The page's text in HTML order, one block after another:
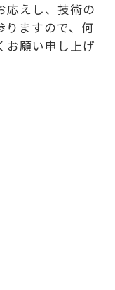
応えし、技術の
りますので、何
お願い申し上げ